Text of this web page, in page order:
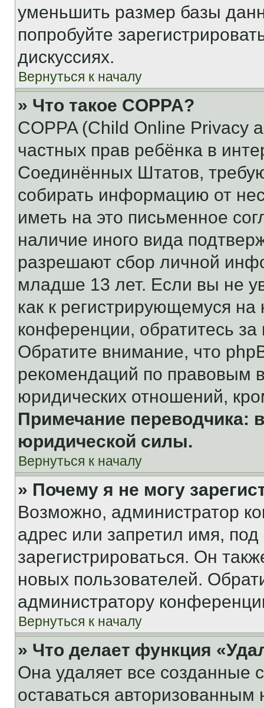
уменьшить размер базы
попробуйте
дискуссиях.
Вернуться к началу
» Что такое COPPA?
COPPA (Child Online Privacy
частных прав ребёнка в
Соединённых Штатов,
собирать информацию от
иметь на это письменное
наличие иного вида
разрешают сбор личной
младше 13 лет. Если вы не
как к регистрирующемуся
конференции, обратитесь
Обратите внимание, что
рекомендаций по правовым
юридических отношений,
Примечание переводчика:
юридической силы.
Вернуться к началу
» Почему я не могу
Возможно, администратор
адрес или запретил имя,
зарегистрироваться. Он
новых пользователей.
администратору
Вернуться к началу
» Что делает функция
Она удаляет все созданные
оставаться